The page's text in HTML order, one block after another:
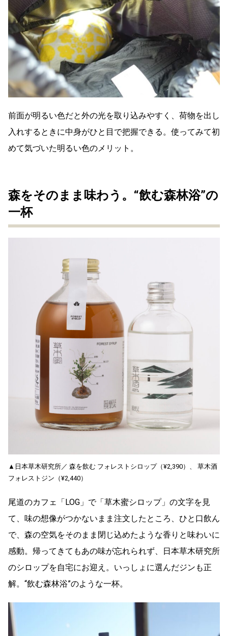
前面が明るい色だと外の光を取り込みやすく、荷物を出し
入れするときに中身がひと目で把握できる。使ってみて初
めて気づいた明るい色のメリット。
森をそのまま味わう。“飲む森林浴”の
一杯
▲日本草木研究所／ 森を飲む フォレストシロップ（¥2,390）、 草木酒
フォレストジン（¥2,440）
尾道のカフェ「LOG」で「草木蜜シロップ」の文字を見
て、味の想像がつかないまま注文したところ、ひと口飲ん
で、森の空気をそのまま閉じ込めたような香りと味わいに
感動。帰ってきてもあの味が忘れられず、日本草木研究所
のシロップを自宅にお迎え。いっしょに選んだジンも正
解。“飲む森林浴”のような一杯。